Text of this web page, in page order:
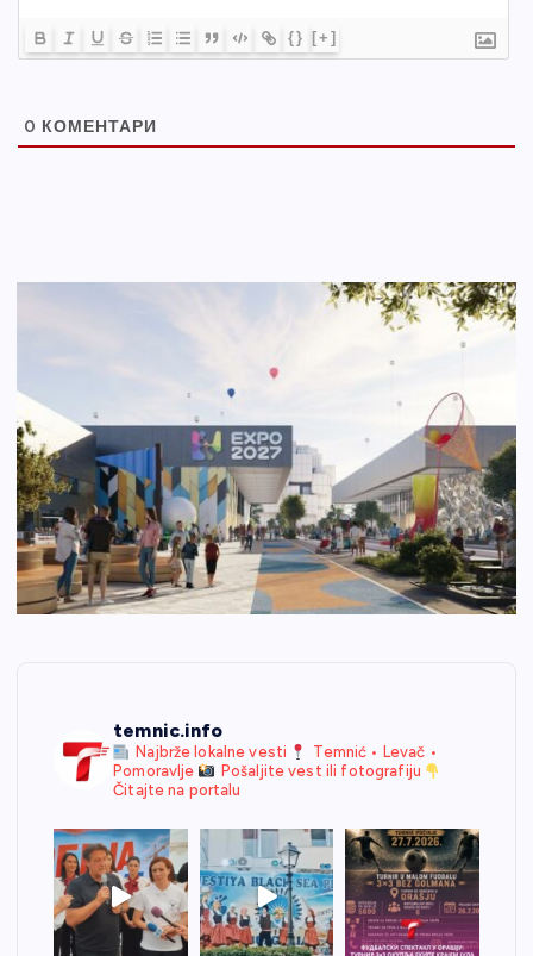
{} [+]
0 КОМЕНТАРИ
temnic.info
Najbrže lokalne vesti
Temnić • Levač •
Pomoravlje
Pošaljite vest ili fotografiju
Čitajte na portalu